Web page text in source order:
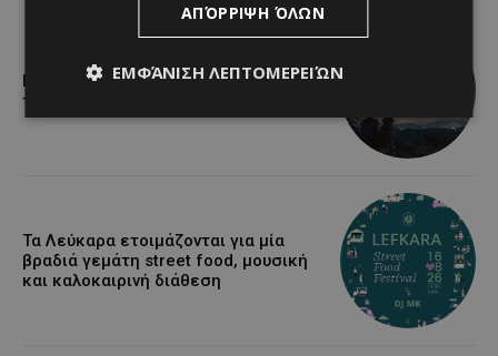
Βραδινή πεζοπορία στον Μαχαιρά με
τον σκύλο σου και θέα τις Περσείδες
Τα Λεύκαρα ετοιμάζονται για μία
βραδιά γεμάτη street food, μουσική
και καλοκαιρινή διάθεση
ΑΠΌΡΡΙΨΗ ΌΛΩΝ
ΕΜΦΆΝΙΣΗ ΛΕΠΤΟΜΕΡΕΙΏΝ